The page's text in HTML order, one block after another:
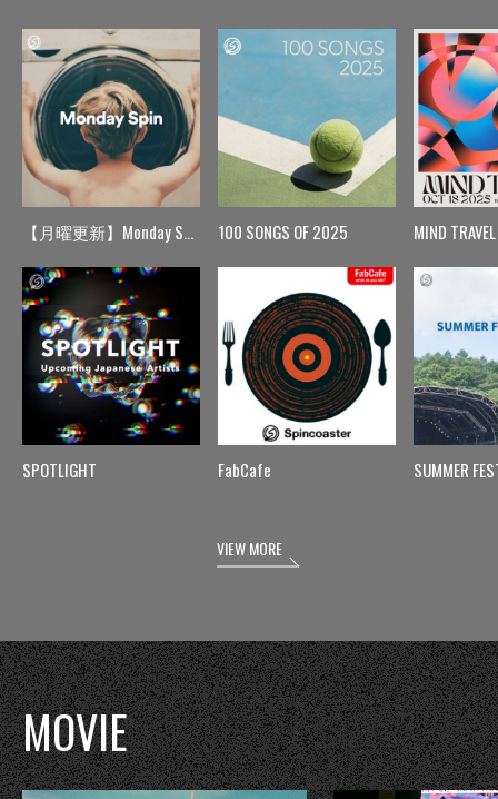
【月曜更新】Monday Spin
SPOTLIGHT
100 SONGS OF 2025
FabCafe
MIND TRAVEL
SUMMER
VIEW MORE
MOVIE